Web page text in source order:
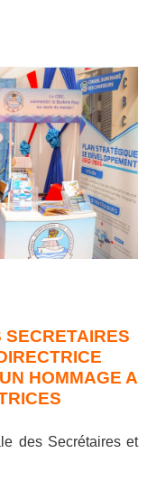
HOMMAGE A
des Secrétaires et